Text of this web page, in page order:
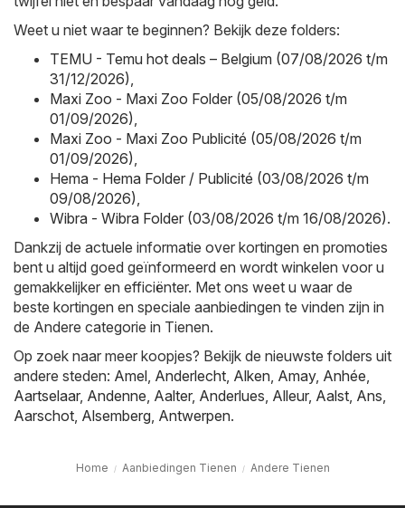
Weet u niet waar te beginnen? Bekijk deze folders:
TEMU - Temu hot deals – Belgium (07/08/2026 t/m
31/12/2026)
Maxi Zoo - Maxi Zoo Folder (05/08/2026 t/m
01/09/2026)
Maxi Zoo - Maxi Zoo Publicité (05/08/2026 t/m
01/09/2026)
Hema - Hema Folder / Publicité (03/08/2026 t/m
09/08/2026)
Wibra - Wibra Folder (03/08/2026 t/m 16/08/2026).
Dankzij de actuele informatie over kortingen en promoties
bent u altijd goed geïnformeerd en wordt winkelen voor u
gemakkelijker en efficiënter. Met ons weet u waar de
beste kortingen en speciale aanbiedingen te vinden zijn in
de Andere categorie in Tienen.
Op zoek naar meer koopjes? Bekijk de nieuwste folders uit
andere steden: Amel Anderlecht Alken Amay, Anhée
Aartselaar, Andenne Aalter, Anderlues Alleur, Aalst Ans
Aarschot Alsemberg Antwerpen.
Home Aanbiedingen Tienen Andere Tienen